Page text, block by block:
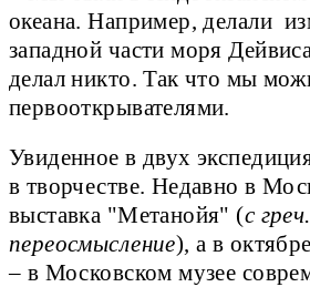
океана. Например, делали
западной части моря
делал никто. Так что мы
первооткрывателями.
Увиденное в двух
в творчестве. Недавно в
выставка "Метанойя" (с
переосмысление), а в
– в Московском музее